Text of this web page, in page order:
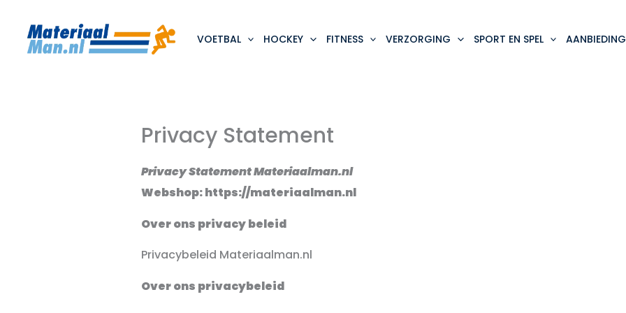
inhoud
VOETBAL HOCKEY FITNESS VERZORGING SPORT EN SPEL
Privacy Statement
Privacy Statement Materiaalman.nl
Webshop: https://materiaalman.nl
Over ons privacy beleid
Privacybeleid Materiaalman.nl
Over ons privacybeleid